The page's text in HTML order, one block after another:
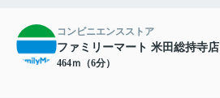
コンビニエンスストア
ファミリーマート 米田総持寺店
464ｍ（6分）